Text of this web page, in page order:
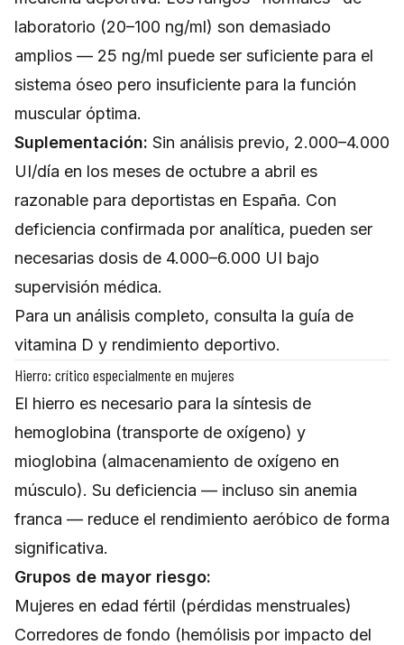
laboratorio (20–100 ng/ml) son demasiado
amplios — 25 ng/ml puede ser suficiente para el
sistema óseo pero insuficiente para la función
muscular óptima.
Suplementación: Sin análisis previo, 2.000–4.000
UI/día en los meses de octubre a abril es
razonable para deportistas en España. Con
deficiencia confirmada por analítica, pueden ser
necesarias dosis de 4.000–6.000 UI bajo
supervisión médica.
Para un análisis completo, consulta la guía de
vitamina D y rendimiento deportivo.
Hierro: crítico especialmente en mujeres
El hierro es necesario para la síntesis de
hemoglobina (transporte de oxígeno) y
mioglobina (almacenamiento de oxígeno en
músculo). Su deficiencia — incluso sin anemia
franca — reduce el rendimiento aeróbico de forma
significativa.
Grupos de mayor riesgo:
Mujeres en edad fértil (pérdidas menstruales)
Corredores de fondo (hemólisis por impacto del